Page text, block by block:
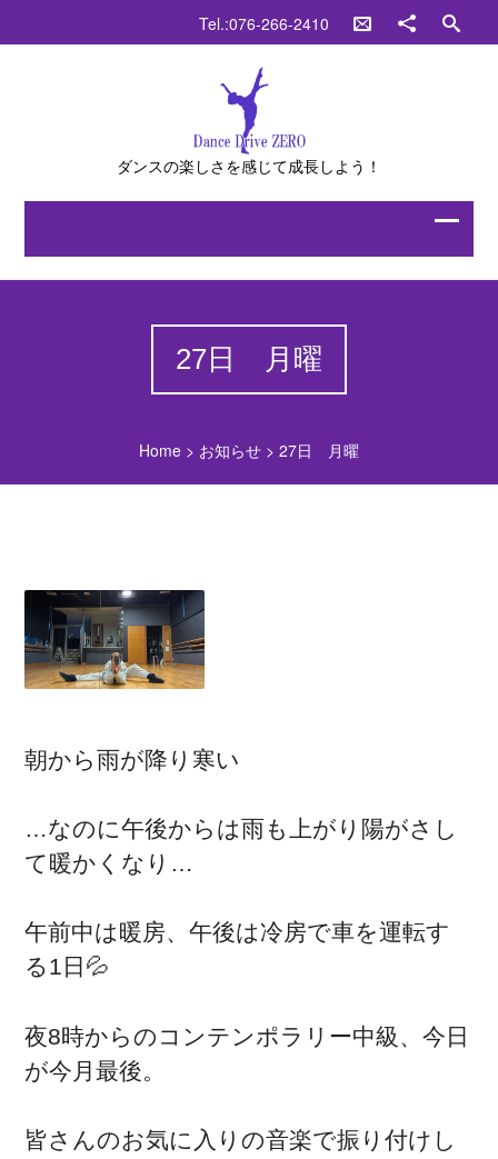
Tel.:076-266-2410
ダンスの楽しさを感じて成長しよう！
27日 月曜
Home> お知らせ> 27日 月曜
朝から雨が降り寒い
…なのに午後からは雨も上がり陽がさし
て暖かくなり…
午前中は暖房、午後は冷房で車を運転す
る1日💦
夜8時からのコンテンポラリー中級、今日
が今月最後。
皆さんのお気に入りの音楽で振り付けし